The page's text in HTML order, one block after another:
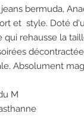
bermuda,
et style. Doté
qui rehausse la
Absolument
M